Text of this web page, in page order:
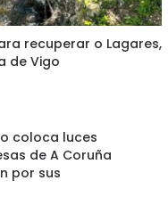
recuperar o Lagares,
de Vigo
coloca luces
de A Coruña
por sus